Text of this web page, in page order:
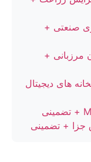
صنعتی +
مرزبانی +
های دیجیتال
جزا + تضمینی